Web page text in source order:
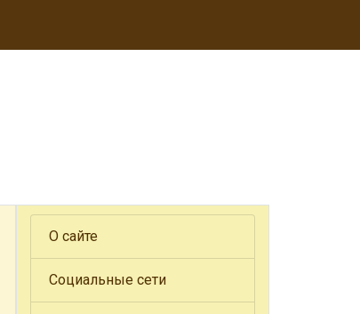
О сайте
Социальные сети